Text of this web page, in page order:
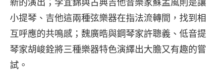
小提琴、吉他這兩種弦樂器在指法流轉間，找到相
互呼應的共鳴感；魏廣晧與鋼琴家許聰義、低音提
琴家胡峻銓將三種樂器特色演繹出大膽又有趣的嘗
試。